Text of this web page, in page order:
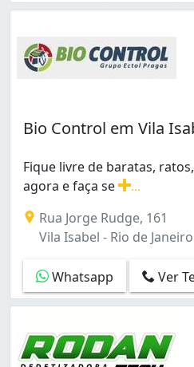
Bio Control em Vila
Fique livre de baratas,
agora e faça se
Rua Jorge Rudge, 161
Vila Isabel - Rio de Janeiro
Whatsapp Ver